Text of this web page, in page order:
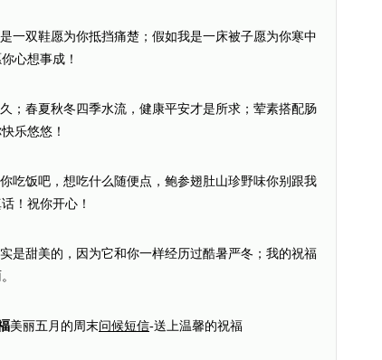
一双鞋愿为你抵挡痛楚；假如我是一床被子愿为你寒中
心想事成！
；春夏秋冬四季水流，健康平安才是所求；荤素搭配肠
乐悠悠！
吃饭吧，想吃什么随便点，鲍参翅肚山珍野味你别跟我
！祝你开心！
是甜美的，因为它和你一样经历过酷暑严冬；我的祝福
美丽五月的周末问候短信-送上温馨的祝福